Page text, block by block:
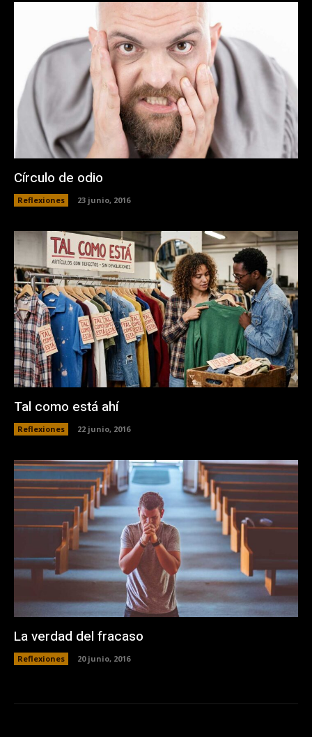
Círculo de odio
Reflexiones 23 junio, 2016
Tal como está ahí
Reflexiones 22 junio, 2016
La verdad del fracaso
Reflexiones 20 junio, 2016